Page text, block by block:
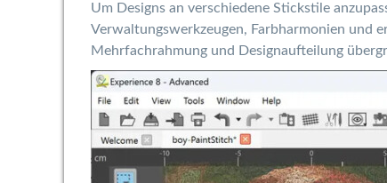
Um Designs an verschiedene Stickstile
Verwaltungswerkzeugen, Farbharmonien und
Mehrfachrahmung und Designaufteilung